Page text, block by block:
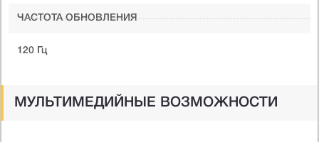
ЧАСТОТА ОБНОВЛЕНИЯ
120 Гц
МУЛЬТИМЕДИЙНЫЕ ВОЗМОЖНОСТИ